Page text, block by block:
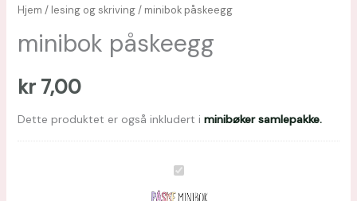
Hjem / lesing og skriving/ minibok påskeegg
minibok påskeegg
kr7,00
Dette produktet er også inkludert i minibøker samlepakke.
minibok
påskeegg